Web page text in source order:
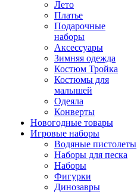
Лето
Платье
Подарочные
наборы
Аксессуары
Зимняя одежда
Костюм Тройка
Костюмы для
малышей
Одеяла
Конверты
Новогодные товары
Игровые наборы
Водяные пистолеты
Наборы для песка
Наборы
Фигурки
Динозавры